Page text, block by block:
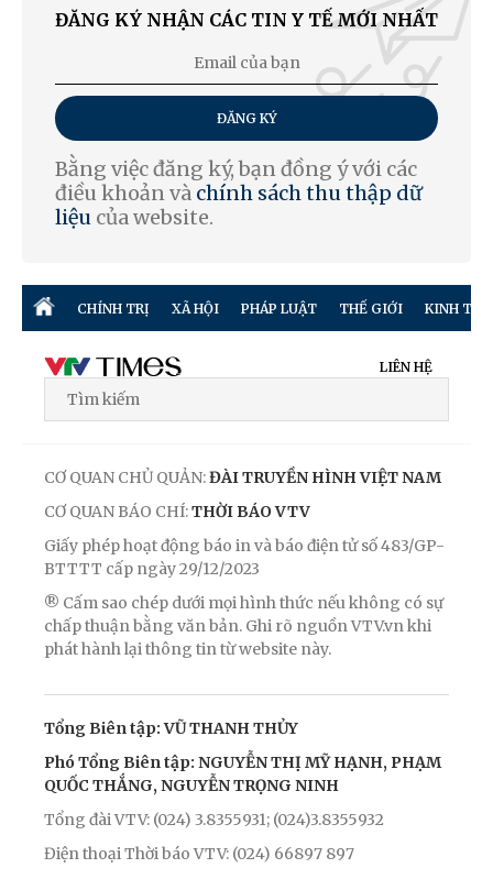
ĐĂNG KÝ NHẬN CÁC TIN Y TẾ MỚI NHẤT
ĐĂNG KÝ
Bằng việc đăng ký, bạn đồng ý với các
điều khoản và chính sách thu thập dữ
liệu của website.
CHÍNH TRỊ XÃ HỘI PHÁP LUẬT THẾ GIỚI KINH TẾ
LIÊN HỆ
CƠ QUAN CHỦ QUẢN:ĐÀI TRUYỀN HÌNH VIỆT NAM
CƠ QUAN BÁO CHÍ:THỜI BÁO VTV
Giấy phép hoạt động báo in và báo điện tử số 483/GP-
BTTTT cấp ngày 29/12/2023
® Cấm sao chép dưới mọi hình thức nếu không có sự
chấp thuận bằng văn bản. Ghi rõ nguồn VTV.vn khi
phát hành lại thông tin từ website này.
Tổng Biên tập: VŨ THANH THỦY
Phó Tổng Biên tập: NGUYỄN THỊ MỸ HẠNH, PHẠM
QUỐC THẮNG, NGUYỄN TRỌNG NINH
Tổng đài VTV: (024) 3.8355931; (024)3.8355932
Điện thoại Thời báo VTV: (024) 66897 897